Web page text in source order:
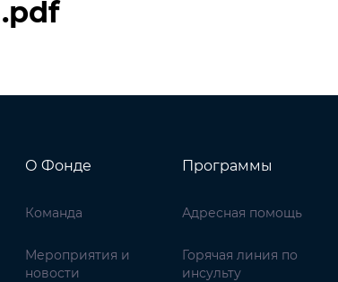
О Фонде
Команда
Мероприятия и
новости
Программы
Адресная помощь
Горячая линия по
инсульту